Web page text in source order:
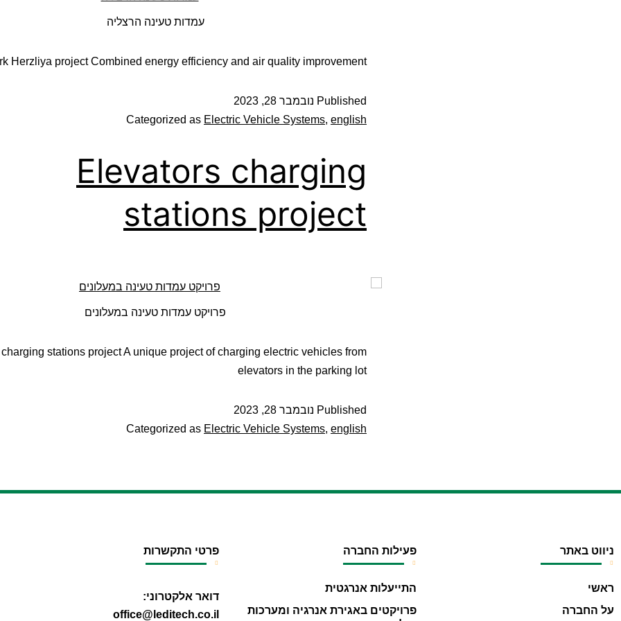
עמדות טעינה הרצליה
Herzliya project Combined energy efficiency and air quality improvement
Published נובמבר 28, 2023
Categorized as Electric Vehicle Systems, english
Elevators charging
stations project
פרויקט עמדות טעינה במעלונים
stations project A unique project of charging electric vehicles from
elevators in the parking lot
Published נובמבר 28, 2023
Categorized as Electric Vehicle Systems, english
ניווט באתר
ראשי
על החברה
פעילות החברה
התייעלות אנרגטית
פרויקטים באגירת אנרגיה ומערכות
פרטי התקשרות
דואר אלקטרוני:
office@leditech.co.il